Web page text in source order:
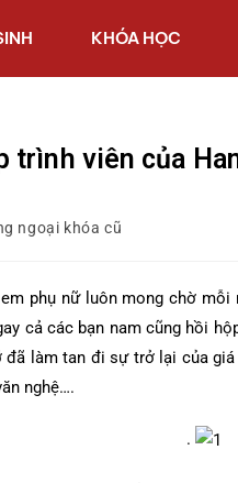
KHÓA HỌC
trình viên của
ngoại khóa cũ
phụ nữ luôn mong chờ
cả các bạn nam cũng hồi
làm tan đi sự trở lại của
nghệ….
.